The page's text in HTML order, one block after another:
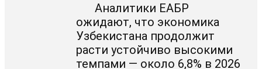
Аналитики ЕАБР
ожидают, что экономика
Узбекистана продолжит
расти устойчиво высокими
темпами — около 6,8% в 2026